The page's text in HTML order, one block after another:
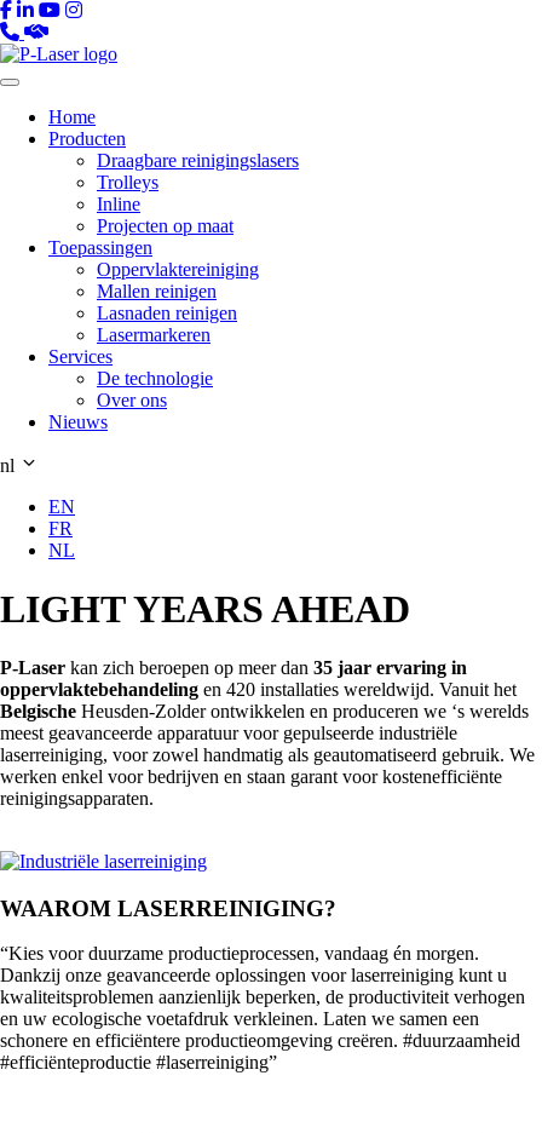
Home
Producten
Draagbare reinigingslasers
Trolleys
Inline
Projecten op maat
Toepassingen
Oppervlaktereiniging
Mallen reinigen
Lasnaden reinigen
Lasermarkeren
Services
De technologie
Over ons
Nieuws
nl
EN
FR
NL
LIGHT YEARS AHEAD
P-Laser kan zich beroepen op meer dan 35 jaar ervaring in
oppervlaktebehandeling en 420 installaties wereldwijd. Vanuit het
Belgische Heusden-Zolder ontwikkelen en produceren we ‘s werelds
meest geavanceerde apparatuur voor gepulseerde industriële
laserreiniging, voor zowel handmatig als geautomatiseerd gebruik. We
werken enkel voor bedrijven en staan garant voor kostenefficiënte
reinigingsapparaten.
WAAROM LASERREINIGING?
“Kies voor duurzame productieprocessen, vandaag én morgen.
Dankzij onze geavanceerde oplossingen voor laserreiniging kunt u
kwaliteitsproblemen aanzienlijk beperken, de productiviteit verhogen
en uw ecologische voetafdruk verkleinen. Laten we samen een
schonere en efficiëntere productieomgeving creëren. #duurzaamheid
#efficiënteproductie #laserreiniging”